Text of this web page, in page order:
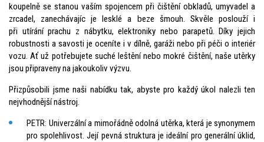
koupelně se stanou vaším spojencem při čištění obkladů, umyvadel a
zrcadel, zanechávajíc je lesklé a beze šmouh. Skvěle poslouží i
při utírání prachu z nábytku, elektroniky nebo parapetů. Díky jejich
robustnosti a savosti je oceníte i v dílně, garáži nebo při péči o interiér
vozu. Ať už potřebujete suché leštění nebo mokré čištění, naše utěrky
jsou připraveny na jakoukoliv výzvu.
Přizpůsobili jsme naši nabídku tak, abyste pro každý úkol nalezli ten
nejvhodnější nástroj.
PETR: Univerzální a mimořádně odolná utěrka, která je synonymem
pro spolehlivost. Její pevná struktura je ideální pro generální úklid,